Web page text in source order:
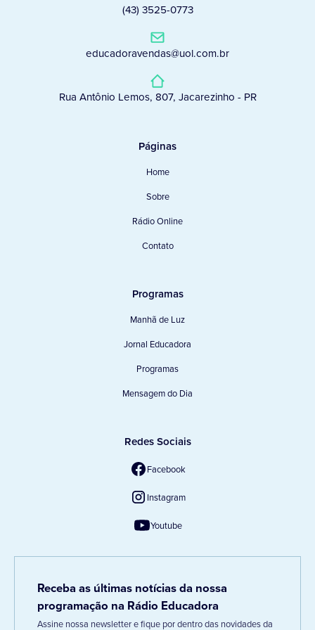
(43) 3525-0773
educadoravendas@uol.com.br
Rua Antônio Lemos, 807, Jacarezinho - PR
Páginas
Home
Sobre
Rádio Online
Contato
Programas
Manhã de Luz
Jornal Educadora
Programas
Mensagem do Dia
Redes Sociais
Facebook
Instagram
Youtube
Receba as últimas notícias da nossa
programação na Rádio Educadora
Assine nossa newsletter e fique por dentro das novidades da